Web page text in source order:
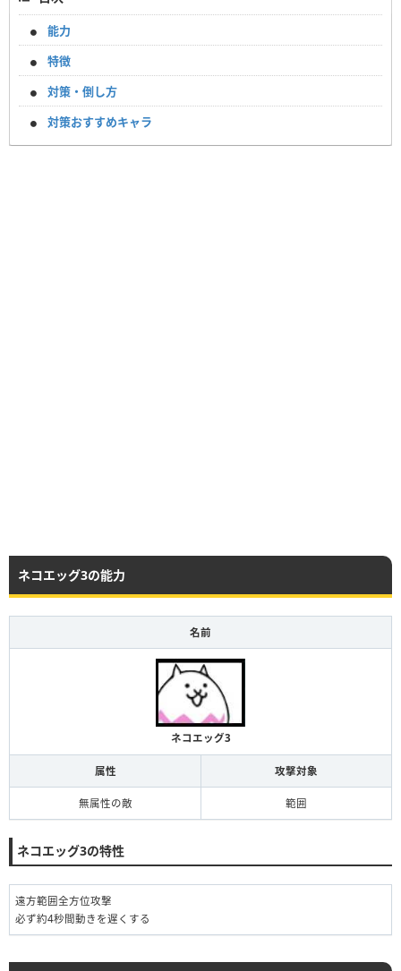
能力
特徴
対策・倒し方
対策おすすめキャラ
ネコエッグ3の能力
名前
ネコエッグ3
属性 攻撃対象
無属性の敵 範囲
ネコエッグ3の特性
遠方範囲全方位攻撃
必ず約4秒間動きを遅くする